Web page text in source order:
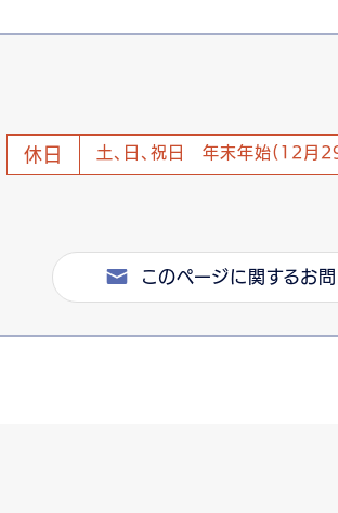
休日 土、日、祝日 年末年始(12月
このページに関するお